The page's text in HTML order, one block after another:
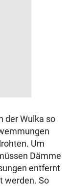
der Wulka so
Um
Dämme
entfernt
werden. So